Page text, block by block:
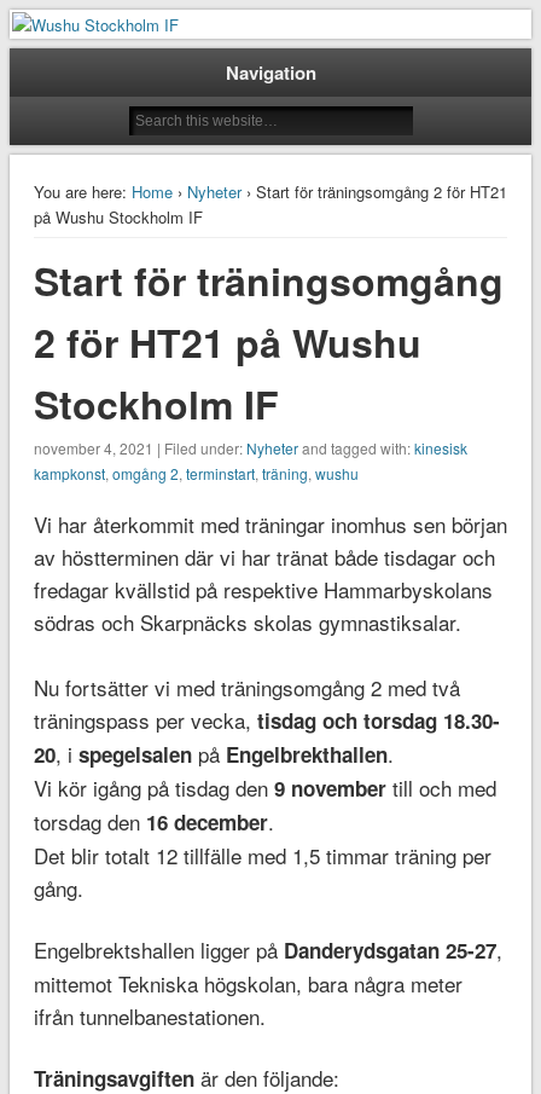
Wushu Stockholm IF
Taoluträning i Stockholm
Navigation
You are here: Home› Nyheter› Start för träningsomgång 2 för HT21
på Wushu Stockholm IF
Start för träningsomgång
2 för HT21 på Wushu
Stockholm IF
november 4, 2021 | Filed under: Nyheterand tagged with:kinesisk
kampkonst, omgång 2, terminstart, träning, wushu
Vi har återkommit med träningar inomhus sen början
av höstterminen där vi har tränat både tisdagar och
fredagar kvällstid på respektive Hammarbyskolans
södras och Skarpnäcks skolas gymnastiksalar.
Nu fortsätter vi med träningsomgång 2 med två
träningspass per vecka, tisdag och torsdag 18.30-
20, i spegelsalen på Engelbrekthallen.
Vi kör igång på tisdag den 9 novembertill och med
torsdag den 16 december.
Det blir totalt 12 tillfälle med 1,5 timmar träning per
gång.
Engelbrektshallen ligger på Danderydsgatan 25-27,
mittemot Tekniska högskolan, bara några meter
ifrån tunnelbanestationen.
Träningsavgiftenär den följande: